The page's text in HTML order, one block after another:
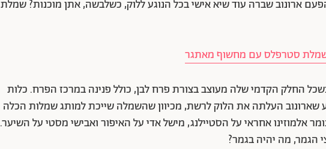
ארונוב שברה עוד שיא אישי בכל הנוגע ללוק, כשלבשה, אתן מוכנות? שמלת
סטרפלס עם מחשוף מאתגר
החלק הקדמי שלה מעוצב בצורת פרח לבן, כולל פנינה במרכז הפרח. כלות
שארונוב העלתה את הלוק לרשת, מכיוון שהשמלה שייכת למותג שמלות הכלה
אלמוזינו אחראי על הסטיילנג, מישל אדי על האיפור ואבישי מסטי על השיער.
הגמר, מה יהיה בגמר?